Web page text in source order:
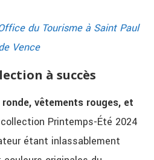
du Tourisme à Saint Paul
Vence
à succès
vêtements rouges, et
Printemps-Été 2024
étant inlassablement